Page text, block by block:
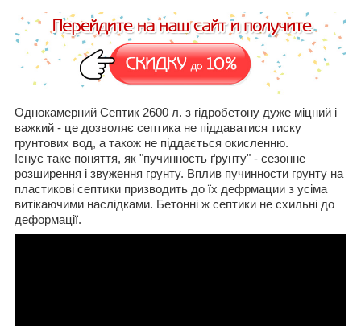
Однокамерний Септик 2600 л. з гідробетону дуже міцний і
важкий - це дозволяє септика не піддаватися тиску
грунтових вод, а також не піддається окисленню.
Існує таке поняття, як "пучинность ґрунту" - сезонне
розширення і звуження грунту. Вплив пучинности грунту на
пластикові септики призводить до їх дефрмации з усіма
витікаючими наслідками. Бетонні ж септики не схильні до
деформації.